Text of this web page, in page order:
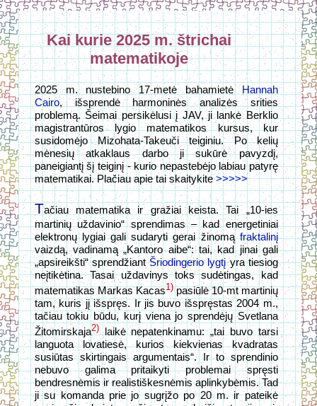
Kai kurie 2025 m. štrichai
matematikoje
2025 m. nustebino 17-metė bahamietė Hannah
Cairo, išsprendė harmoninės analizės srities
problemą. Šeimai persikėlusi į JAV, ji lankė Berklio
magistrantūros lygio matematikos kursus, kur
susidomėjo Mizohata-Takeuči teiginiu. Po kelių
mėnesių atkaklaus darbo ji sukūrė pavyzdį,
paneigiantį šį teiginį - kurio nepastebėjo labiau patyrę
matematikai. Plačiau apie tai skaitykite>>>>>
Tačiau matematika ir gražiai keista. Tai „10-ies
martinių uždavinio“ sprendimas – kad energetiniai
elektronų lygiai gali sudaryti gerai žinomąfraktalinį
vaizdą, vadinamą „Kantoro aibe“: tai, kad jinai gali
„apsireikšti“ sprendžiantŠriodingerio lygtįyra tiesiog
neįtikėtina. Tasai uždavinys toks sudėtingas, kad
matematikas Markas Kacas1)pasiūlė 10-mt martinių
tam, kuris jį išspręs. Ir jis buvo išspręstas 2004 m.,
tačiau tokiu būdu, kurį viena jo sprendėjų Svetlana
Žitomirskaja2)laikė nepatenkinamu: „tai buvo tarsi
languota lovatiesė, kurios kiekvienas kvadratas
susiūtas skirtingais argumentais“. Ir to sprendinio
nebuvo galima pritaikyti problemai spręsti
bendresnėmis ir realistiškesnėmis aplinkybėmis. Tad
ji su komanda prie jo sugrįžo po 20 m. ir pateikė